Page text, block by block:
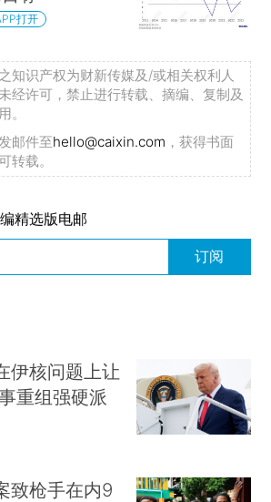
打开
知识产权为财新传媒及/或相关权利人
经许可，禁止进行转载、摘编、复制及
。
邮件至hello@caixin.com ，获得书面
转载。
精选版电邮
订阅
伊核问题上让
重组强硬派
致枪手在内9